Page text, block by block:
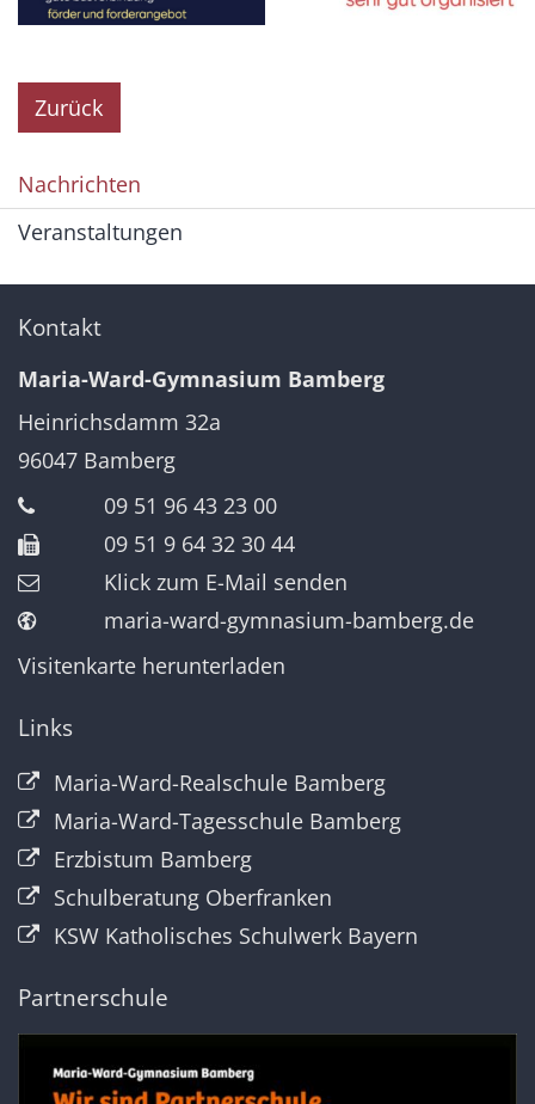
Zurück
Nachrichten
Veranstaltungen
Kontakt
Maria-Ward-Gymnasium Bamberg
Heinrichsdamm 32a
96047 Bamberg
09 51 96 43 23 00
09 51 9 64 32 30 44
Klick zum E-Mail senden
maria-ward-gymnasium-bamberg.de
Visitenkarte herunterladen
Links
Maria-Ward-Realschule Bamberg
Maria-Ward-Tagesschule Bamberg
Erzbistum Bamberg
Schulberatung Oberfranken
KSW Katholisches Schulwerk Bayern
Partnerschule